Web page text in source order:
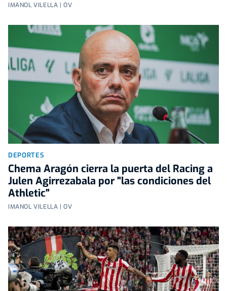
IMANOL VILELLA | OV
DEPORTES
Chema Aragón cierra la puerta del Racing a
Julen Agirrezabala por "las condiciones del
Athletic"
IMANOL VILELLA | OV